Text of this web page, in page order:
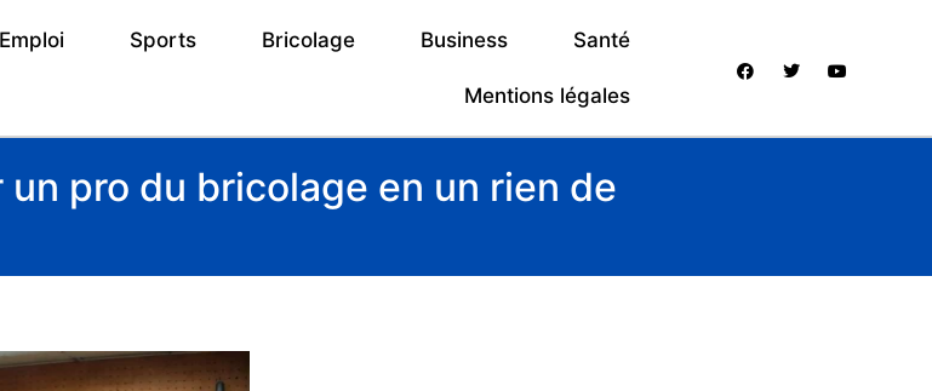
Emploi Sports Bricolage Business Santé
Mentions légales
pro du bricolage en un rien de